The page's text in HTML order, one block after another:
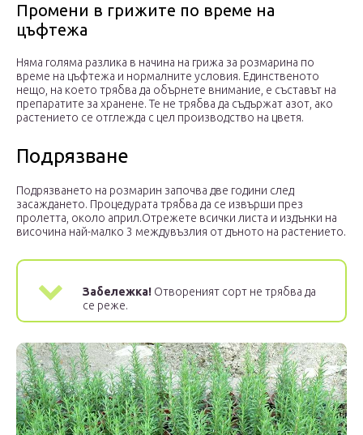
Промени в грижите по време на
цъфтежа
Няма голяма разлика в начина на грижа за розмарина по
време на цъфтежа и нормалните условия. Единственото
нещо, на което трябва да обърнете внимание, е съставът на
препаратите за хранене. Те не трябва да съдържат азот, ако
растението се отглежда с цел производство на цветя.
Подрязване
Подрязването на розмарин започва две години след
засаждането. Процедурата трябва да се извърши през
пролетта, около април.Отрежете всички листа и издънки на
височина най-малко 3 междувъзлия от дъното на растението.
Забележка! Отвореният сорт не трябва да
се реже.